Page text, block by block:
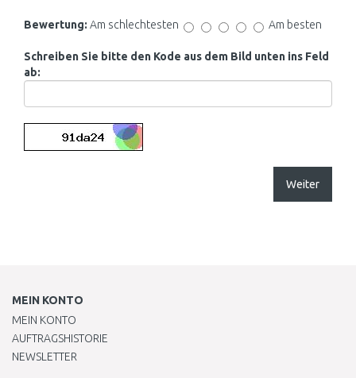
Bewertung: Am schlechtesten Am besten
Schreiben Sie bitte den Kode aus dem Bild unten ins Feld
ab:
Weiter
MEIN KONTO
MEIN KONTO
AUFTRAGSHISTORIE
NEWSLETTER